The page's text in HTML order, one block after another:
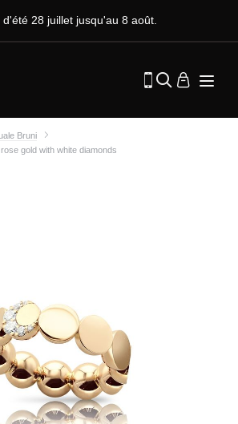
28 juillet jusqu'au 8 août.
Bruni
gold with white diamonds